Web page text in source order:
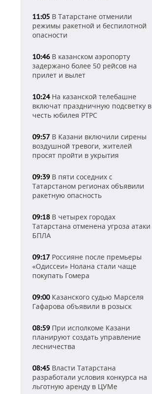
11:05 В Татарстане отменили
режимы ракетной и беспилотной
опасности
10:46 В казанском аэропорту
задержано более 50 рейсов на
прилет и вылет
10:24На казанской телебашне
включат праздничную подсветку в
честь юбилея РТРС
09:57 В Казани включили сирены
воздушной тревоги, жителей
просят пройти в укрытия
09:39 В пяти соседних с
Татарстаном регионах объявили
ракетную опасность
09:18 В четырех городах
Татарстана отменена угроза атаки
БПЛА
09:17 Россияне после премьеры
«Одиссеи» Нолана стали чаще
покупать Гомера
09:00Казанского судью Марселя
Гафарова объявили в розыск
08:59 При исполкоме Казани
планируют создать управление
лесничества
08:45 Власти Татарстана
разработали условия конкурса на
льготную аренду в ЦУМе